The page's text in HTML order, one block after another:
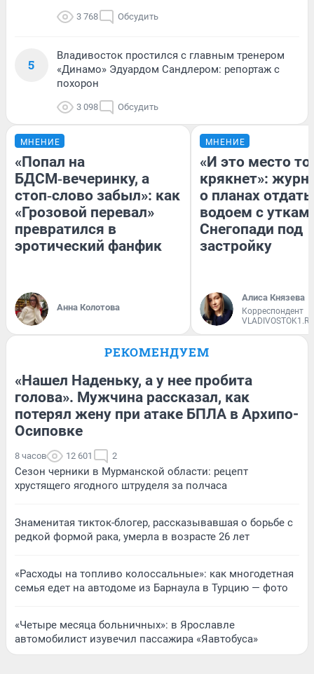
3 768 Обсудить
5
Владивосток простился с главным тренером
«Динамо» Эдуардом Сандлером: репортаж с
похорон
3 098 Обсудить
МНЕНИЕ
«Попал на
БДСМ‑вечеринку, а
стоп‑слово забыл»: как
«Грозовой перевал»
превратился в
эротический фанфик
Анна Колотова
МНЕНИЕ
«И это место
крякнет»:
о планах отдать
водоем с
Снегопади под
застройку
Алиса Князева
Корреспондент
VLADIVOSTOK1.RU
РЕКОМЕНДУЕМ
«Нашел Наденьку, а у нее пробита
голова». Мужчина рассказал, как
потерял жену при атаке БПЛА в Архипо-
Осиповке
8 часов 12 601 2
Сезон черники в Мурманской области: рецепт
хрустящего ягодного штруделя за полчаса
Знаменитая тикток-блогер, рассказывавшая о борьбе с
редкой формой рака, умерла в возрасте 26 лет
«Расходы на топливо колоссальные»: как многодетная
семья едет на автодоме из Барнаула в Турцию — фото
«Четыре месяца больничных»: в Ярославле
автомобилист изувечил пассажира «Яавтобуса»